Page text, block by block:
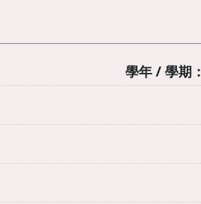
學年 / 學期：